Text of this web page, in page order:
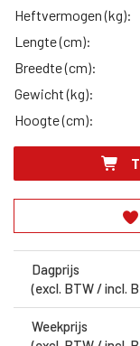
Heftvermogen (kg):
Lengte (cm):
Breedte (cm):
Gewicht (kg):
Hoogte (cm):
Dagprijs
(excl. BTW / incl.
Weekprijs